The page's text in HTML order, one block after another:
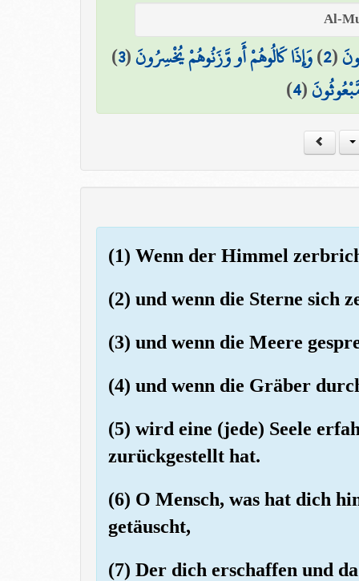
(
2
)وَإِذَا كَالُوهُمْ أَو وَّزَنُوهُمْ يُخْسِرُونَ(
3
)
(
4
)
(1) Wenn der Himmel
(2) und wenn die Sterne sich
(3) und wenn die Meere
(4) und wenn die Gräber
(5) wird eine (jede) Seele
zurückgestellt hat.
(6) O Mensch, was hat dich
getäuscht,
(7) Der dich erschaffen und